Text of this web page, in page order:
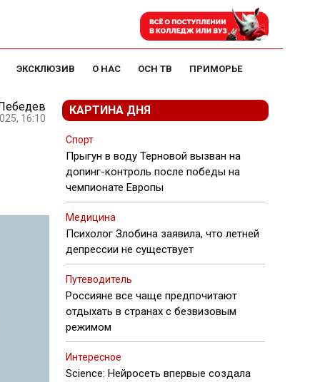
ЭКСКЛЮЗИВ О НАС ОСН ТВ ПРИМОРЬЕ
16:10
КАРТИНА ДНЯ
Спорт
Прыгун в воду Терновой вызван на
допинг-контроль после победы на
чемпионате Европы
Медицина
Психолог Злобина заявила, что летней
депрессии не существует
Путеводитель
Россияне все чаще предпочитают
отдыхать в странах с безвизовым
режимом
Интересное
Science: Нейросеть впервые создала